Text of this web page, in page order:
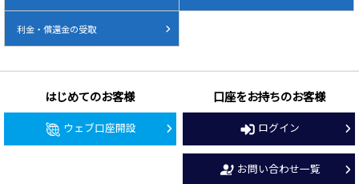
利金・償還金の受取
はじめてのお客様
ウェブ口座開設
口座をお持ちのお客様
ログイン
お問い合わせ一覧